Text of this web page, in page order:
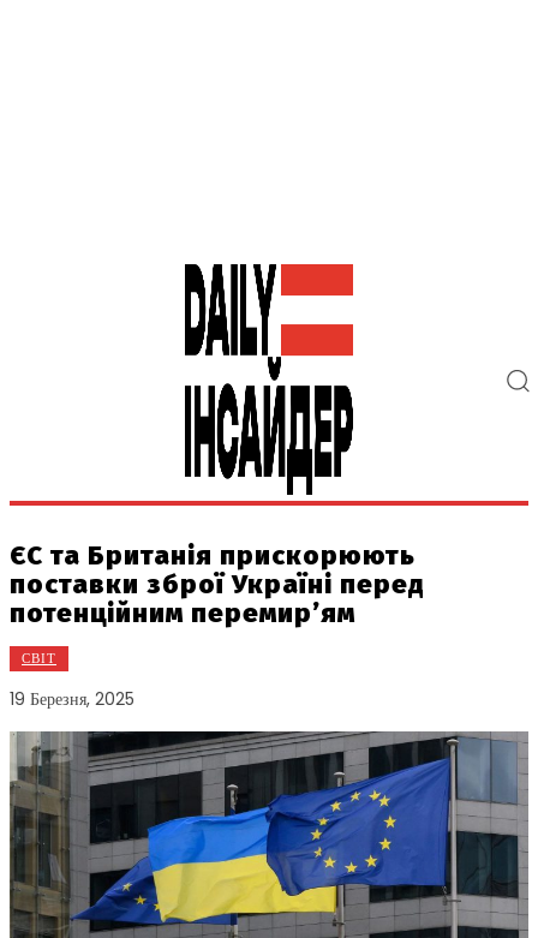
ЄС та Британія прискорюють
поставки зброї Україні перед
потенційним перемир’ям
СВІТ
19 Березня, 2025